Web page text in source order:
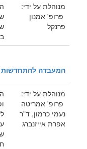
מנוהלת על ידי:
פרופ' אמנון
פרנקל
המעבדה להתחדשות
מנוהלת על ידי:
פרופ' אמריטה
נעמי כרמון, ד"ר
אפרת אייזנברג